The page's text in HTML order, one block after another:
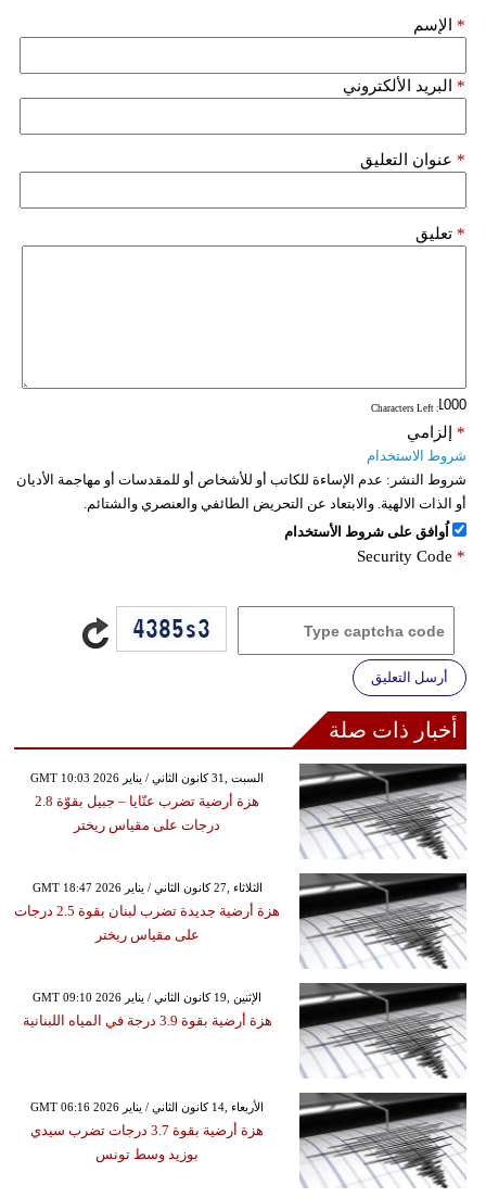
الإسم *
البريد الألكتروني *
عنوان التعليق *
تعليق *
: Characters Left
إلزامي *
شروط الاستخدام
شروط النشر: عدم الإساءة للكاتب أو للأشخاص أو للمقدسات أو مهاجمة الأديان
أو الذات الالهية. والابتعاد عن التحريض الطائفي والعنصري والشتائم.
اُوافق على شروط الأستخدام
Security Code *
أرسل التعليق
أخبار ذات صلة
GMT 10:03 2026 السبت ,31 كانون الثاني / يناير
هزة أرضية تضرب عنّايا – جبيل بقوّة 2.8
درجات على مقياس ريختر
GMT 18:47 2026 الثلاثاء ,27 كانون الثاني / يناير
هزة أرضية جديدة تضرب لبنان بقوة 2.5 درجات
على مقياس ريختر
GMT 09:10 2026 الإثنين ,19 كانون الثاني / يناير
هزة أرضية بقوة 3.9 درجة في المياه اللبنانية
GMT 06:16 2026 الأربعاء ,14 كانون الثاني / يناير
هزة أرضية بقوة 3.7 درجات تضرب سيدي
بوزيد وسط تونس